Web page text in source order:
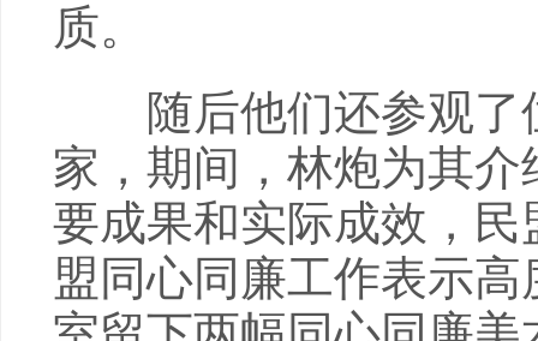
质。
随后他们还参观了
家，期间，林炮为其介
要成果和实际成效，
盟同心同廉工作表示